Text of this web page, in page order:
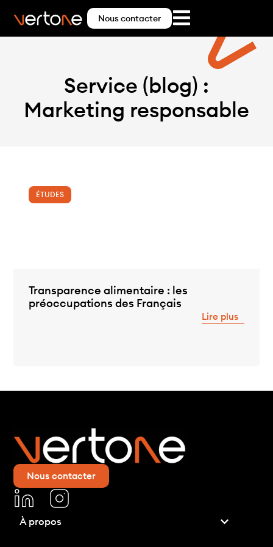
Nous contacter
Service (blog) :
Marketing responsable
ÉTUDES
Transparence alimentaire : les
préoccupations des Français
Lire plus
Nous contacter
À propos